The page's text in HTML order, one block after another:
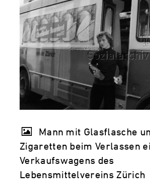
Mann mit Glasflasche
Zigaretten beim Verlassen
Verkaufswagens des
Lebensmittelvereins Zürich